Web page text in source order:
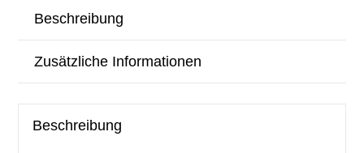
Beschreibung
Zusätzliche Informationen
Beschreibung